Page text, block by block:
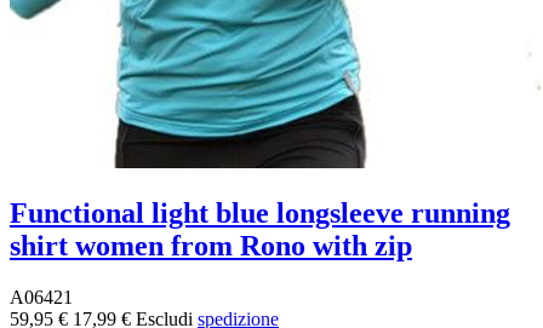
Functional light blue longsleeve running
shirt women from Rono with zip
A06421
59,95 € 17,99 € Escludi spedizione